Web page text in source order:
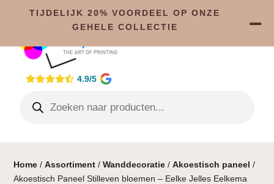
4.9/5
Home /Assortiment /Wanddecoratie /Akoestisch paneel /
Akoestisch Paneel Stilleven bloemen – Eelke Jelles Eelkema
TIJDELIJK 20% VOORDEEL OP ONZE
GEHELE COLLECTIE